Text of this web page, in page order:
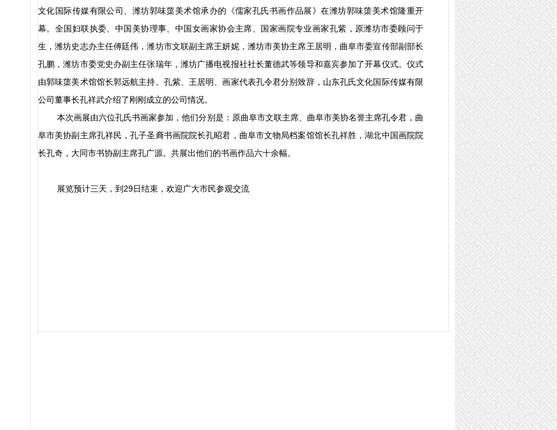
文化国际传媒有限公司、潍坊郭味蕖美术馆承办的《儒家孔氏书画作品展》在潍坊郭味蕖美术馆隆重开
幕。全国妇联执委、中国美协理事、中国女画家协会主席、国家画院专业画家孔紫，原潍坊市委顾问于
生，潍坊史志办主任傅廷伟，潍坊市文联副主席王妍妮，潍坊市美协主席王居明，曲阜市委宣传部副部长
孔鹏，潍坊市委党史办副主任张瑞年，潍坊广播电视报社社长董德武等领导和嘉宾参加了开幕仪式。仪式
由郭味蕖美术馆馆长郭远航主持。孔紫、王居明、画家代表孔令君分别致辞，山东孔氏文化国际传媒有限
公司董事长孔祥武介绍了刚刚成立的公司情况。
本次画展由六位孔氏书画家参加，他们分别是：原曲阜市文联主席、曲阜市美协名誉主席孔令君，曲
阜市美协副主席孔祥民，孔子圣裔书画院院长孔昭君，曲阜市文物局档案馆馆长孔祥胜，湖北中国画院院
长孔奇，大同市书协副主席孔广源。共展出他们的书画作品六十余幅。
展览预计三天，到29日结束，欢迎广大市民参观交流